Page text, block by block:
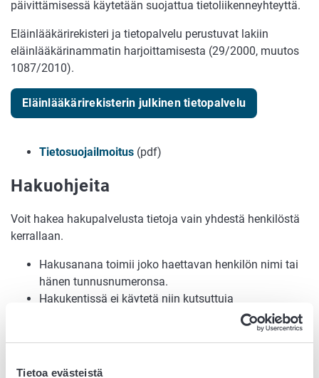
Tietoa evästeistä
päivittämisessä käytetään suojattua tietoliikenneyhteyttä.
Eläinlääkärirekisteri ja tietopalvelu perustuvat lakiin
eläinlääkärinammatin harjoittamisesta (29/2000, muutos
1087/2010).
Eläinlääkärirekisterin julkinen tietopalvelu
Tietosuojailmoitus (pdf)
Hakuohjeita
Voit hakea hakupalvelusta tietoja vain yhdestä henkilöstä
kerrallaan.
Hakusanana toimii joko haettavan henkilön nimi tai
hänen tunnusnumeronsa.
Hakukentissä ei käytetä niin kutsuttuja
Tunnusnumero
Tunnusnumero on Ruokaviraston eläinlääkärinammatin